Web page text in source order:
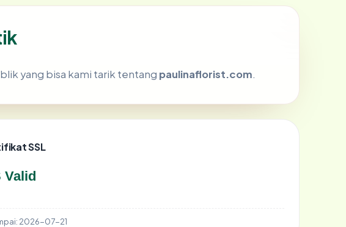
yang bisa kami tarik tentang paulinaflorist.com.
SSL
Valid
2026-07-21